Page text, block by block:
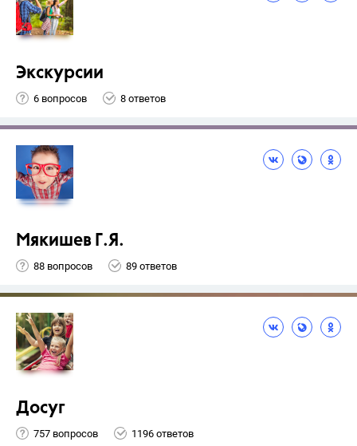
Экскурсии
6 вопросов 8 ответов
Мякишев Г.Я.
88 вопросов 89 ответов
Досуг
757 вопросов 1196 ответов